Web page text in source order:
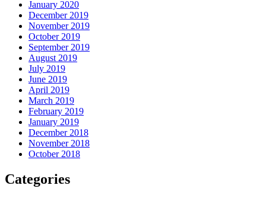
January 2020
December 2019
November 2019
October 2019
September 2019
August 2019
July 2019
June 2019
April 2019
March 2019
February 2019
January 2019
December 2018
November 2018
October 2018
Categories